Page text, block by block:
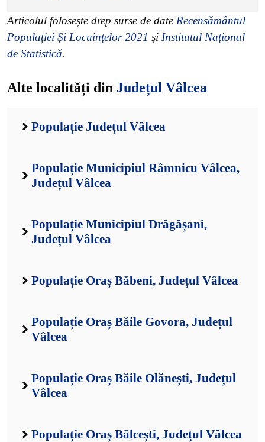
Articolul folosește drep surse de date Recensământul
Populației Și Locuințelor 2021 și Institutul Național
de Statistică.
Alte localități din Județul Vâlcea
Populație Județul Vâlcea
Populație Municipiul Râmnicu Vâlcea,
Județul Vâlcea
Populație Municipiul Drăgășani,
Județul Vâlcea
Populație Oraș Băbeni, Județul Vâlcea
Populație Oraș Băile Govora, Județul
Vâlcea
Populație Oraș Băile Olănești, Județul
Vâlcea
Populație Oraș Bălcești, Județul Vâlcea